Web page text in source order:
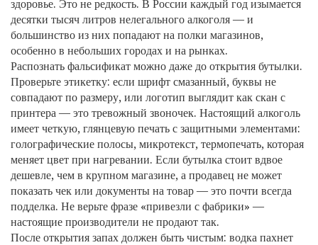
здоровье. Это не редкость. В России каждый год изымается
десятки тысяч литров нелегального алкоголя — и
большинство из них попадают на полки магазинов,
особенно в небольших городах и на рынках.
Распознать фальсификат можно даже до открытия бутылки.
Проверьте этикетку: если шрифт смазанный, буквы не
совпадают по размеру, или логотип выглядит как скан с
принтера — это тревожный звоночек. Настоящий алкоголь
имеет четкую, глянцевую печать с защитными элементами:
голографические полосы, микротекст, термопечать, которая
меняет цвет при нагревании. Если бутылка стоит вдвое
дешевле, чем в крупном магазине, а продавец не может
показать чек или документы на товар — это почти всегда
подделка. Не верьте фразе «привезли с фабрики» —
настоящие производители не продают так.
После открытия запах должен быть чистым: водка пахнет